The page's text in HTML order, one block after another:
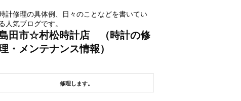
計修理の具体例、日々のことなどを書いてい
人気ブログです。
田市☆村松時計店 （時計の修
・メンテナンス情報）
修理します。